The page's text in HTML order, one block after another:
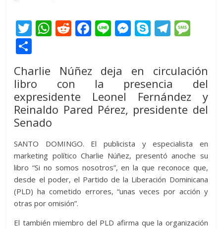
T
er
W
A
p
R
di
t
F
b
o
o
Li M
e
n
g
er
S
p
e
T
gr
a
m
a
g
e
o
m
p
ar
ti
r
Charlie Núñez deja en circulación
libro con la presencia del
expresidente Leonel Fernández y
Reinaldo Pared Pérez, presidente del
Senado
SANTO DOMINGO. El publicista y especialista en
marketing político Charlie Núñez, presentó anoche su
libro “Si no somos nosotros”, en la que reconoce que,
desde el poder, el Partido de la Liberación Dominicana
(PLD) ha cometido errores, “unas veces por acción y
otras por omisión”.
El también miembro del PLD afirma que la organización